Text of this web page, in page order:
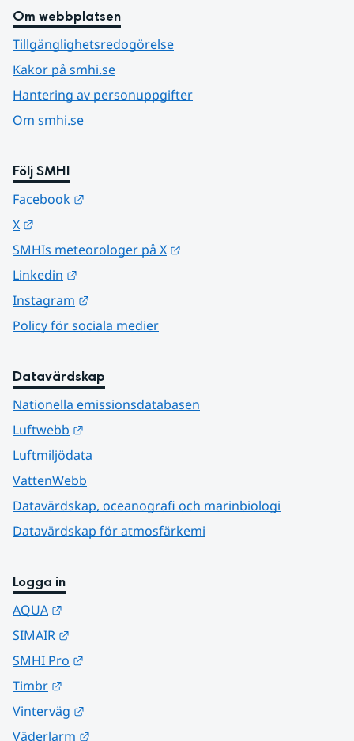
Om webbplatsen
Tillgänglighetsredogörelse
Kakor på smhi.se
Hantering av personuppgifter
Om smhi.se
Följ SMHI
Facebook
X
SMHIs meteorologer på X
Linkedin
Instagram
Policy för sociala medier
Datavärdskap
Nationella emissionsdatabasen
Luftwebb
Luftmiljödata
VattenWebb
Datavärdskap, oceanografi och marinbiologi
Datavärdskap för atmosfärkemi
Logga in
AQUA
SIMAIR
SMHI Pro
Timbr
Vinterväg
Väderlarm